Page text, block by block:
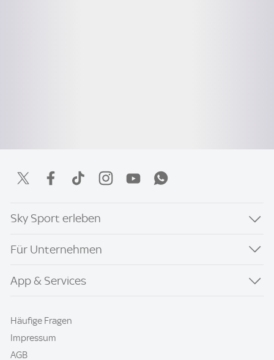
Sky Sport erleben
Für Unternehmen
App & Services
Häufige Fragen
Impressum
AGB